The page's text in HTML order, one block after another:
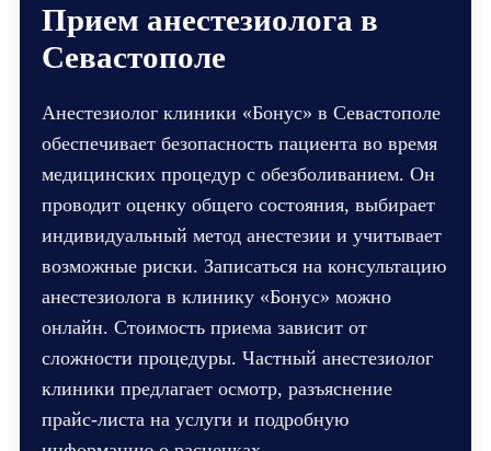
Прием анестезиолога в
Севастополе
Анестезиолог клиники «Бонус» в Севастополе
обеспечивает безопасность пациента во время
медицинских процедур с обезболиванием. Он
проводит оценку общего состояния, выбирает
индивидуальный метод анестезии и учитывает
возможные риски. Записаться на консультацию
анестезиолога в клинику «Бонус» можно
онлайн. Стоимость приема зависит от
сложности процедуры. Частный анестезиолог
клиники предлагает осмотр, разъяснение
прайс-листа на услуги и подробную